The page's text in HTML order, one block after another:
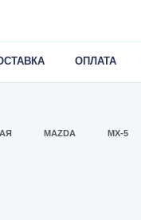
ОПЛАТА
MAZDA MX-5